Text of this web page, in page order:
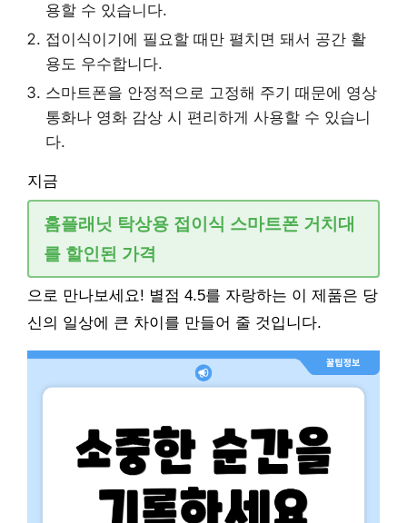
용할 수 있습니다.
접이식이기에 필요할 때만 펼치면 돼서 공간 활
용도 우수합니다.
스마트폰을 안정적으로 고정해 주기 때문에 영상
통화나 영화 감상 시 편리하게 사용할 수 있습니
다.
지금
홈플래닛 탁상용 접이식 스마트폰 거치대
를 할인된 가격
으로 만나보세요! 별점 4.5를 자랑하는 이 제품은 당
신의 일상에 큰 차이를 만들어 줄 것입니다.